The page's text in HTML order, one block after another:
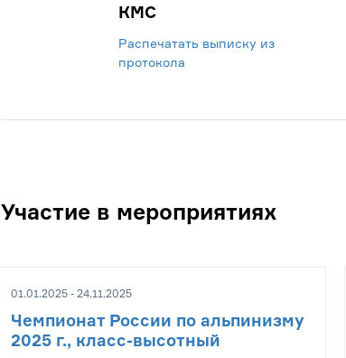
КМС
Распечатать выписку из
протокола
Участие в мероприятиях
01.01.2025 - 24.11.2025
Чемпионат России по альпинизму
2025 г., класс-высотный